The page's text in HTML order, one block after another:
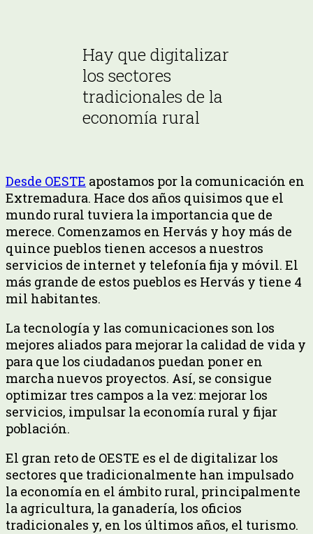
Hay que digitalizar
los sectores
tradicionales de la
economía rural
Desde OESTE apostamos por la comunicación en
Extremadura. Hace dos años quisimos que el
mundo rural tuviera la importancia que de
merece. Comenzamos en Hervás y hoy más de
quince pueblos tienen accesos a nuestros
servicios de internet y telefonía fija y móvil. El
más grande de estos pueblos es Hervás y tiene 4
mil habitantes.
La tecnología y las comunicaciones son los
mejores aliados para mejorar la calidad de vida y
para que los ciudadanos puedan poner en
marcha nuevos proyectos. Así, se consigue
optimizar tres campos a la vez: mejorar los
servicios, impulsar la economía rural y fijar
población.
El gran reto de OESTE es el de digitalizar los
sectores que tradicionalmente han impulsado
la economía en el ámbito rural, principalmente
la agricultura, la ganadería, los oficios
tradicionales y, en los últimos años, el turismo.